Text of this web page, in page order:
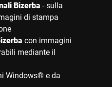
Bizerba - sulla
di stampa
con immagini
mediante il
Windows® e da